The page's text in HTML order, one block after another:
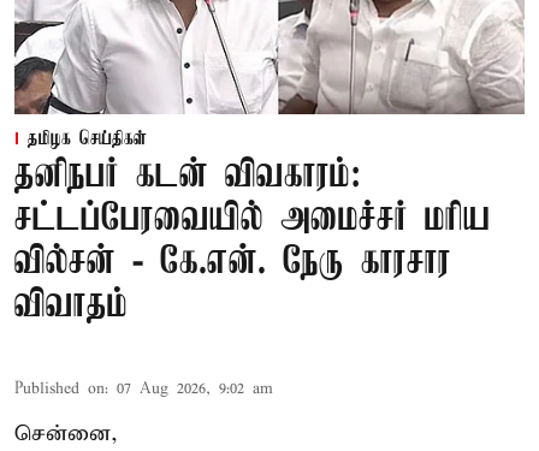
தமிழக செய்திகள்
தனிநபர் கடன் விவகாரம்:
சட்டப்பேரவையில் அமைச்சர் மரிய
வில்சன் - கே.என். நேரு காரசார
விவாதம்
Published on: 07 Aug 2026, 9:02 am
சென்னை,